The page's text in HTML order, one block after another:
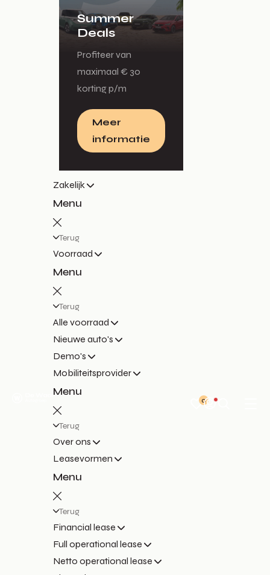
Summer
Deals
Profiteer van
maximaal € 30
korting p/m
Meer
informatie
Zakelijk
Menu
Terug
Voorraad
Menu
Terug
Alle voorraad
Nieuwe auto's
Demo's
Mobiliteitsprovider
Menu
Terug
Over ons
Leasevormen
Menu
Terug
Financial lease
Full operational lease
Netto operational lease
0